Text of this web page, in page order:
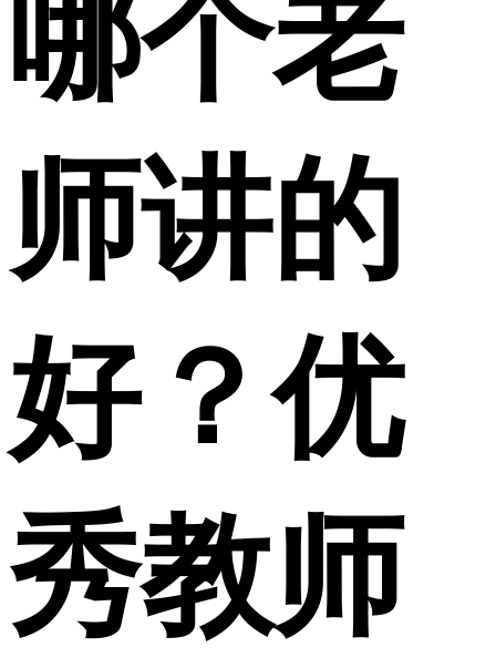
哪个老
师讲的
好？优
秀教师